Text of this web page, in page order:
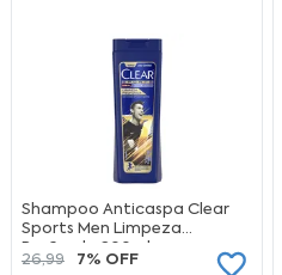
Shampoo Anticaspa Clear
Sports Men Limpeza
Profunda 200ml
26,99 7% OFF